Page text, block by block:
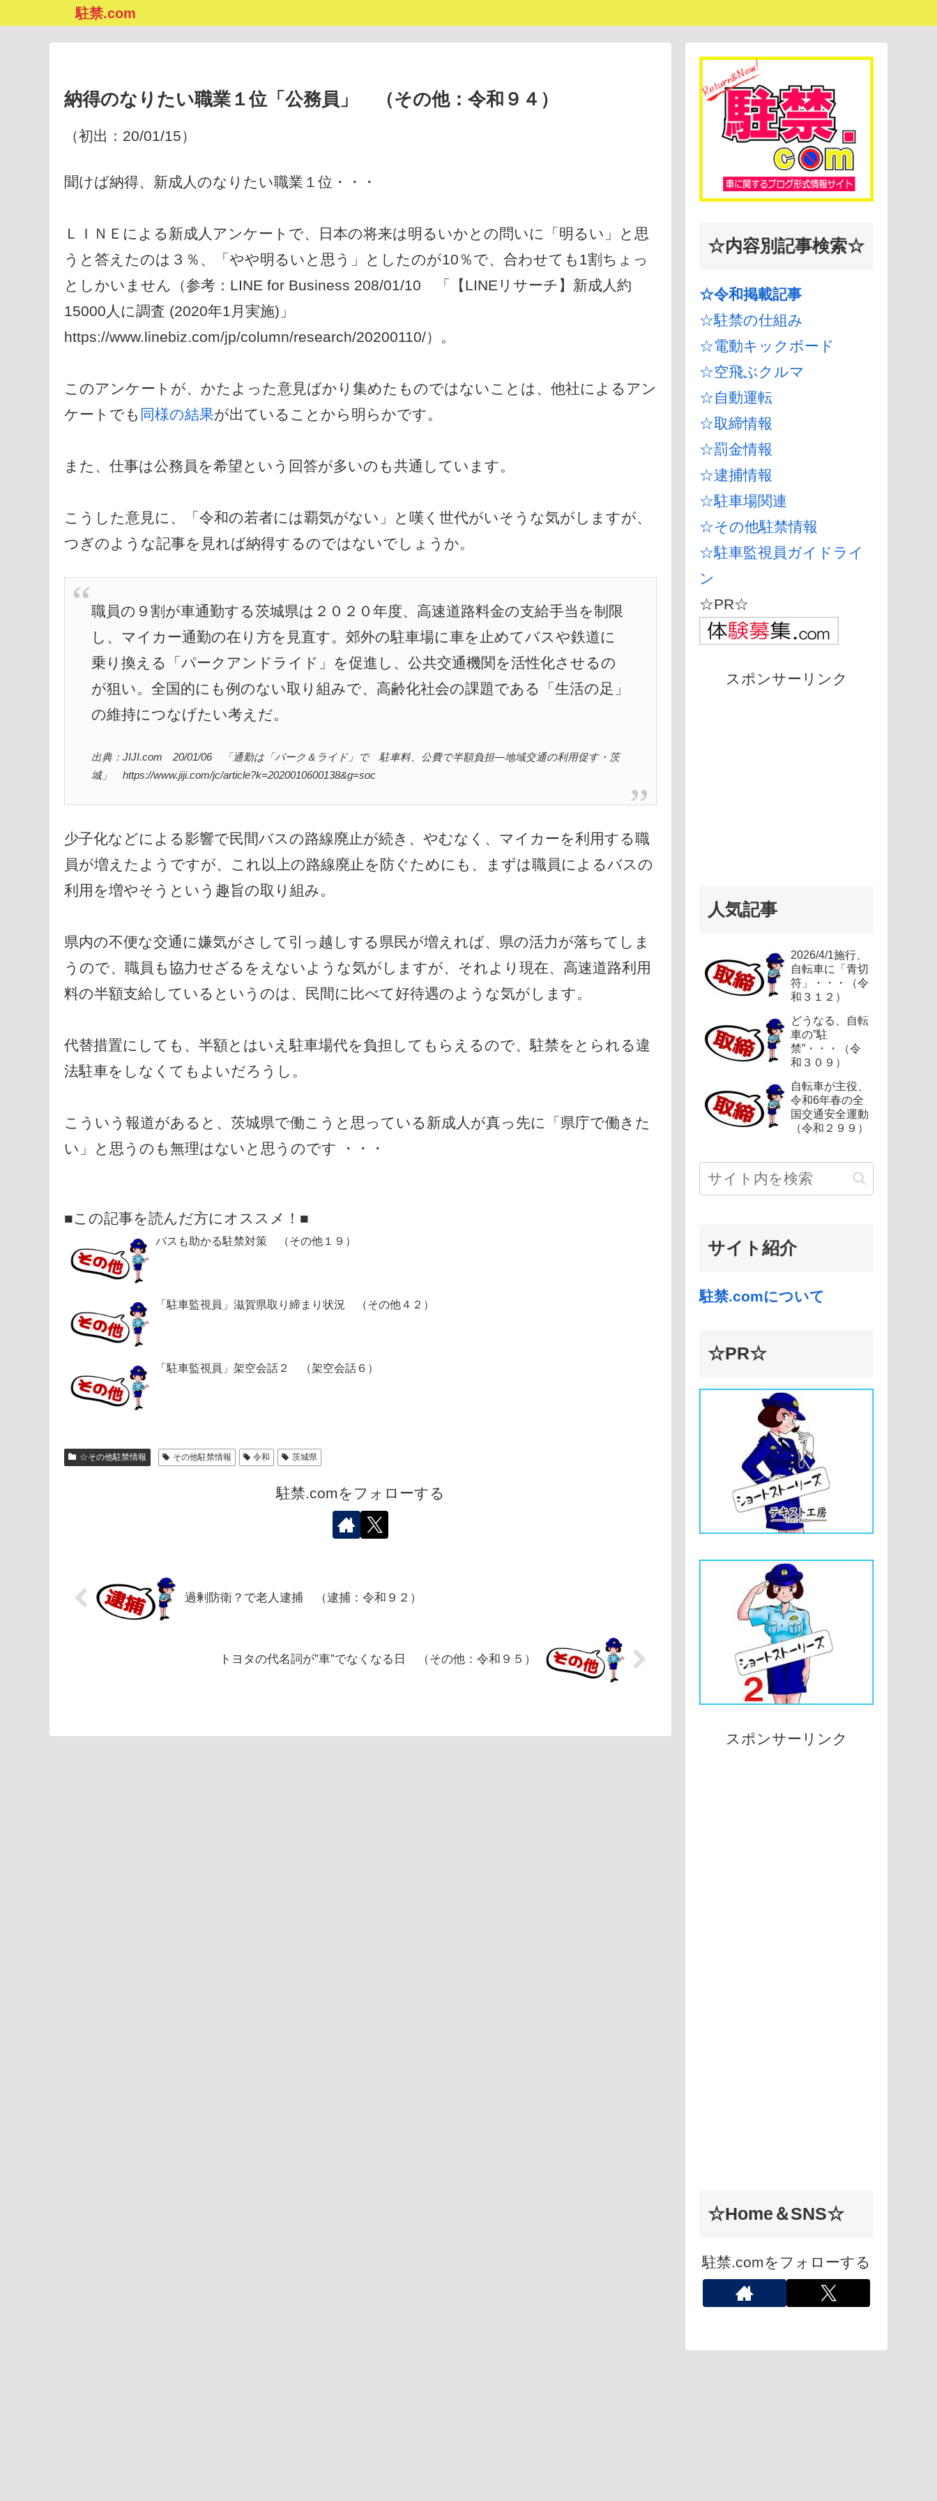
駐禁.com
納得のなりたい職業１位「公務員」 （その他：令和９４）
（初出：20/01/15）
聞けば納得、新成人のなりたい職業１位・・・
ＬＩＮＥによる新成人アンケートで、日本の将来は明るいかとの問いに「明るい」と思
うと答えたのは３％、「やや明るいと思う」としたのが10％で、合わせても1割ちょっ
としかいません（参考：LINE for Business 208/01/10 「【LINEリサーチ】新成人約
15000人に調査 (2020年1月実施)」
https://www.linebiz.com/jp/column/research/20200110/）。
このアンケートが、かたよった意見ばかり集めたものではないことは、他社によるアン
ケートでも 同様の結果が出ていることから明らかです。
また、仕事は公務員を希望という回答が多いのも共通しています。
こうした意見に、「令和の若者には覇気がない」と嘆く世代がいそうな気がしますが、
つぎのような記事を見れば納得するのではないでしょうか。
職員の９割が車通勤する茨城県は２０２０年度、高速道路料金の支給手当を制限
し、マイカー通勤の在り方を見直す。郊外の駐車場に車を止めてバスや鉄道に
乗り換える「パークアンドライド」を促進し、公共交通機関を活性化させるの
が狙い。全国的にも例のない取り組みで、高齢化社会の課題である「生活の足」
の維持につなげたい考えだ。
出典：JIJI.com 20/01/06 「通勤は「パーク＆ライド」で 駐車料、公費で半額負担―地域交通の利用促す・茨
城」 https://www.jiji.com/jc/article?k=2020010600138&g=soc
少子化などによる影響で民間バスの路線廃止が続き、やむなく、マイカーを利用する職
員が増えたようですが、これ以上の路線廃止を防ぐためにも、まずは職員によるバスの
利用を増やそうという趣旨の取り組み。
県内の不便な交通に嫌気がさして引っ越しする県民が増えれば、県の活力が落ちてしま
うので、職員も協力せざるをえないような気がしますが、それより現在、高速道路利用
料の半額支給しているというのは、民間に比べて好待遇のような気がします。
代替措置にしても、半額とはいえ駐車場代を負担してもらえるので、駐禁をとられる違
法駐車をしなくてもよいだろうし。
こういう報道があると、茨城県で働こうと思っている新成人が真っ先に「県庁で働きた
い」と思うのも無理はないと思うのです ・・・
■この記事を読んだ方にオススメ！■
バスも助かる駐禁対策 （その他１９）
「駐車監視員」滋賀県取り締まり状況 （その他４２）
「駐車監視員」架空会話２ （架空会話６）
☆その他駐禁情報 その他駐禁情報 令和 茨城県
駐禁.comをフォローする
過剰防衛？で老人逮捕 （逮捕：令和９２）
トヨタの代名詞が”車”でなくなる日 （その他：令和９５）
☆内容別記事検索☆
☆令和掲載記事
☆駐禁の仕組み
☆電動キックボード
☆空飛ぶクルマ
☆自動運転
☆取締情報
☆罰金情報
☆逮捕情報
☆駐車場関連
☆その他駐禁情報
☆駐車監視員ガイドライ
ン
☆PR☆
スポンサーリンク
人気記事
2026/4/1施行、
自転車に「青切
符」・・・（令
和３１２）
どうなる、自転
車の”駐
禁”・・・（令
和３０９）
自転車が主役、
令和6年春の全
国交通安全運動
（令和２９９）
サイト紹介
駐禁.comについて
☆PR☆
スポンサーリンク
☆Home＆SNS☆
駐禁.comをフォローする